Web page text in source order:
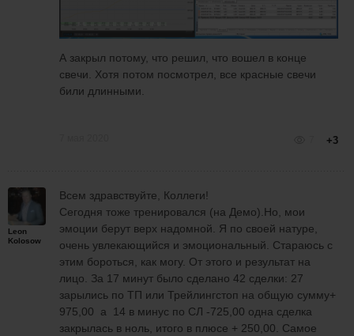
А закрыл потому, что решил, что вошел в конце
свечи. Хотя потом посмотрел, все красные свечи
били длинными.
+3
Leon
Kolosow
Всем здравствуйте, Коллеги!
Сегодня тоже тренировался (на Демо).Но, мои
эмоции берут верх надомной. Я по своей натуре,
очень увлекающийся и эмоциональный. Стараюсь с
этим бороться, как могу. От этого и результат на
лицо. За 17 минут было сделано 42 сделки: 27
зарылись по ТП или Трейлингстоп на общую сумму+
975,00 а 14 в минус по СЛ -725,00 одна сделка
закрылась в ноль, итого в плюсе + 250,00. Самое